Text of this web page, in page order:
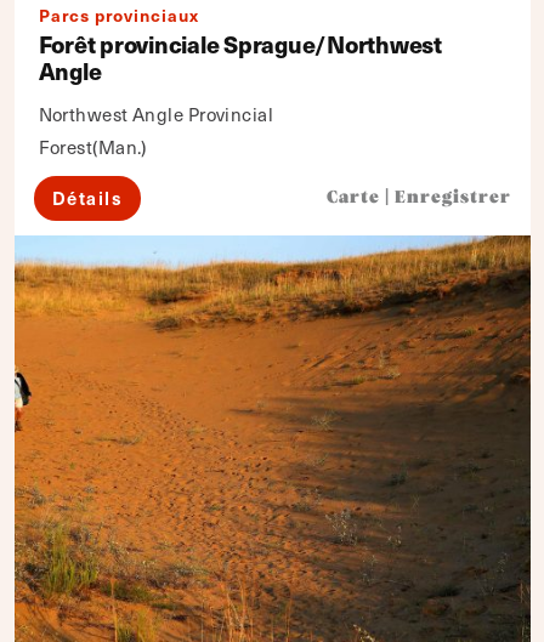
Parcs provinciaux
Forêt provinciale Sprague/Northwest
Angle
Northwest Angle Provincial
Forest(Man.)
Détails Carte Enregistrer